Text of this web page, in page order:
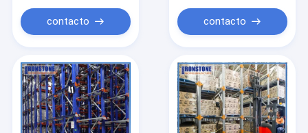
Produtos
Vídeos
contacto contacto